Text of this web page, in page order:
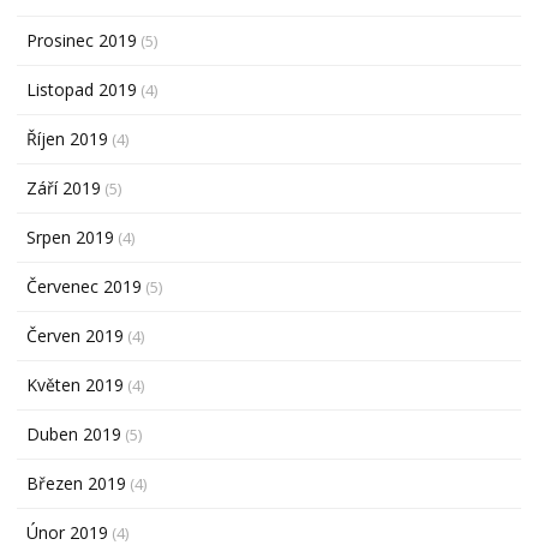
Prosinec 2019 (5)
Listopad 2019 (4)
Říjen 2019 (4)
Září 2019 (5)
Srpen 2019 (4)
Červenec 2019 (5)
Červen 2019 (4)
Květen 2019 (4)
Duben 2019 (5)
Březen 2019 (4)
Únor 2019 (4)